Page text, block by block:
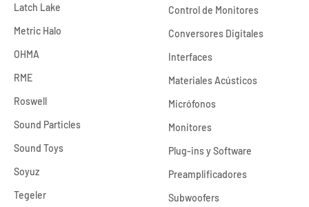
Latch Lake
Metric Halo
OHMA
RME
Roswell
Sound Particles
Sound Toys
Soyuz
Tegeler
Control de Monitores
Conversores Digitales
Interfaces
Materiales Acústicos
Micrófonos
Monitores
Plug-ins y Software
Preamplificadores
Subwoofers